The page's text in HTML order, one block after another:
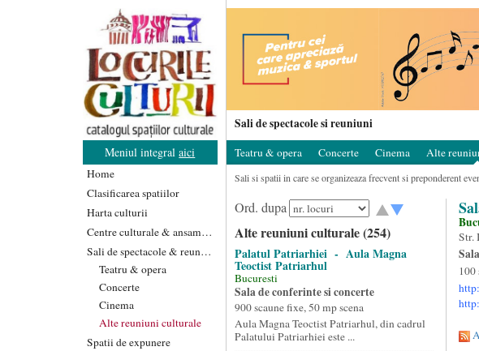
Meniul integralaici
Home
Clasificarea spatiilor
Harta culturii
Centre culturale & ansambluri
Sali de spectacole & reuniuni
Teatru & opera
Concerte
Cinema
Alte reuniuni culturale
Spatii de expunere
Sali de spectacole si reuniuni
Teatru & opera Concerte Cinema Alte
Sali si spatii in care se organizeaza frecvent si preponderent
Ord. dupa
Alte reuniuni culturale (254)
Palatul Patriarhiei - Aula Magna
Teoctist Patriarhul
Bucuresti
Sala de conferinte si concerte
900 scaune fixe, 50 mp scena
Aula Magna Teoctist Patriarhul, din cadrul
Palatului Patriarhiei este ...
Str.
100